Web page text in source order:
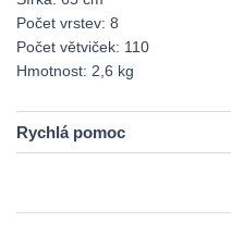
Počet vrstev: 8
Počet větviček: 110
Hmotnost: 2,6 kg
Rychlá pomoc